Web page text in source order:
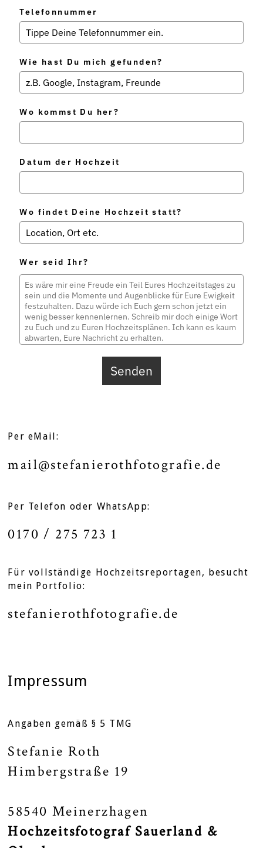
Telefonnummer
Wie hast Du mich gefunden?
Wo kommst Du her?
Datum der Hochzeit
Wo findet Deine Hochzeit statt?
Wer seid Ihr?
Senden
Per eMail:
mail@stefanierothfotografie.de
Per Telefon oder WhatsApp:
0170 / 275 723 1
Für vollständige Hochzeitsreportagen, besucht
mein Portfolio:
stefanierothfotografie.de
Impressum
Angaben gemäß § 5 TMG
Stefanie Roth
Himbergstraße 19
58540 Meinerzhagen
Hochzeitsfotograf Sauerland &